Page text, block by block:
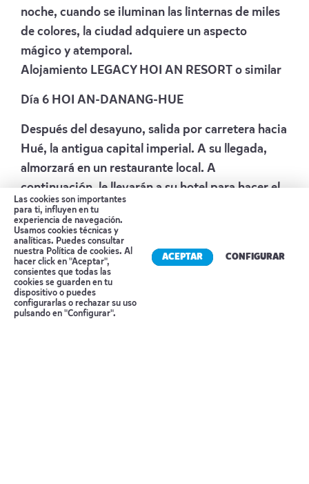
noche, cuando se iluminan las linternas de miles
de colores, la ciudad adquiere un aspecto
mágico y atemporal.
Alojamiento LEGACY HOI AN RESORT o similar
Día 6 HOI AN-DANANG-HUE
Después del desayuno, salida por carretera hacia
Hué, la antigua capital imperial. A su llegada,
almorzará en un restaurante local. A
continuación, le llevarán a su hotel para hacer el
check-in. El resto del día es libre.
AlojamientoEMM HOTEL
Día 7 HUE
Después del desayuno, descubrimiento de Hué
mediante un paseo de una hora en cyclo-pousse,
para explorar la antigua capital imperial de
Reserva tu cita
Las cookies son importantes
para ti, influyen en tu
experiencia de navegación.
Usamos cookies técnicas y
analíticas. Puedes consultar
nuestra Política de cookies. Al
hacer click en "Aceptar",
consientes que todas las
cookies se guarden en tu
dispositivo o puedes
configurarlas o rechazar su uso
pulsando en "Configurar".
ACEPTAR CONFIGURAR